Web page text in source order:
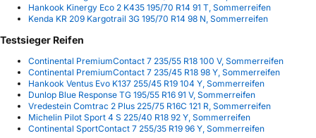
Hankook Kinergy Eco 2 K435 195/70 R14 91 T, Sommerreifen
Kenda KR 209 Kargotrail 3G 195/70 R14 98 N, Sommerreifen
Testsieger Reifen
Continental PremiumContact 7 235/55 R18 100 V, Sommerreifen
Continental PremiumContact 7 235/45 R18 98 Y, Sommerreifen
Hankook Ventus Evo K137 255/45 R19 104 Y, Sommerreifen
Dunlop Blue Response TG 195/55 R16 91 V, Sommerreifen
Vredestein Comtrac 2 Plus 225/75 R16C 121 R, Sommerreifen
Michelin Pilot Sport 4 S 225/40 R18 92 Y, Sommerreifen
Continental SportContact 7 255/35 R19 96 Y, Sommerreifen